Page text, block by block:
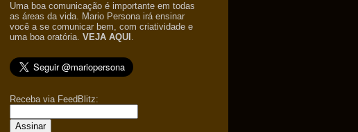
Uma boa comunicação é importante em todas
as áreas da vida. Mario Persona irá ensinar
você a se comunicar bem, com criatividade e
uma boa oratória. VEJA AQUI .
Receba via FeedBlitz: